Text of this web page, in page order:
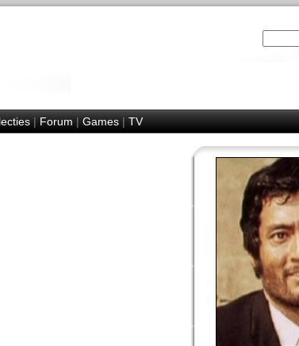
|Forum|Games|TV